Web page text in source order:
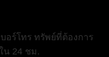
อร์โทร ทรัพย์ที่ต้องการ
น 24 ชม.